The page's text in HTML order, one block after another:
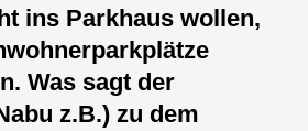
ins Parkhaus wollen,
Was sagt der
z.B.) zu dem